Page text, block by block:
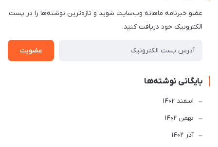
عضو خبرنامه ماهانه وب‌سایت شوید و تازه‌ترین نوشته‌ها را در پست
الکترونیک خود دریافت کنید.
عضویت
بایگانی نوشته‌ها
اسفند 1402
بهمن 1402
آذر 1402